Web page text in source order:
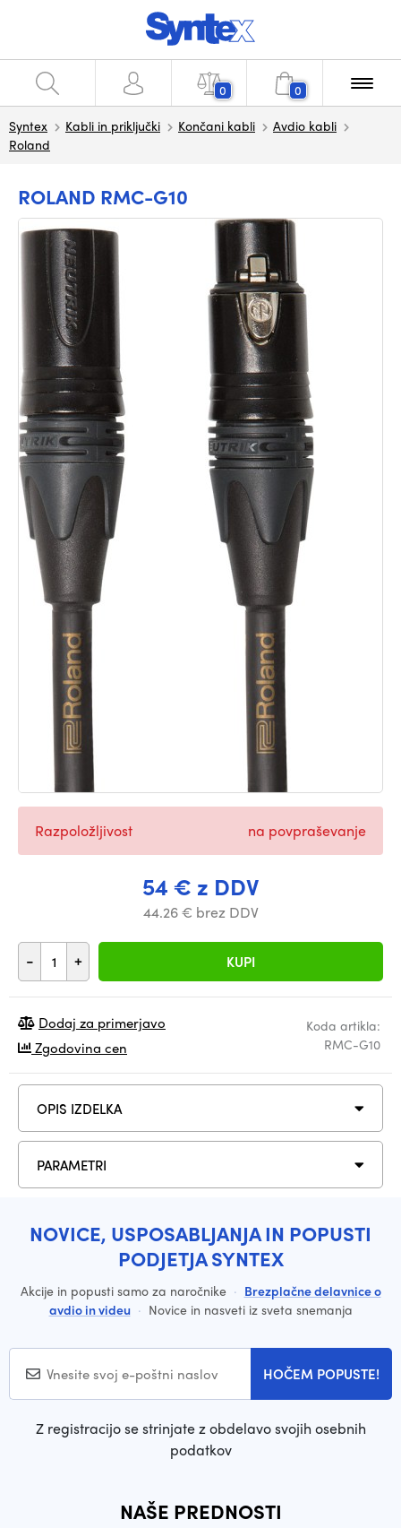
0 0
Syntex Kabli in priključki Končani kabli
Avdio kabli
Roland
ROLAND RMC-G10
54 € z DDV
44.26 € brez DDV
- + KUPI
Razpoložljivost na povpraševanje
Koda artikla:
RMC-G10
Dodaj za primerjavo
Zgodovina cen
OPIS IZDELKA
PARAMETRI
NOVICE, USPOSABLJANJA IN POPUSTI
PODJETJA SYNTEX
Akcije in popusti samo za naročnike · Brezplačne delavnice o
avdio in videu · Novice in nasveti iz sveta snemanja
HOČEM POPUSTE!
Z registracijo se strinjate z obdelavo svojih osebnih
podatkov
NAŠE PREDNOSTI